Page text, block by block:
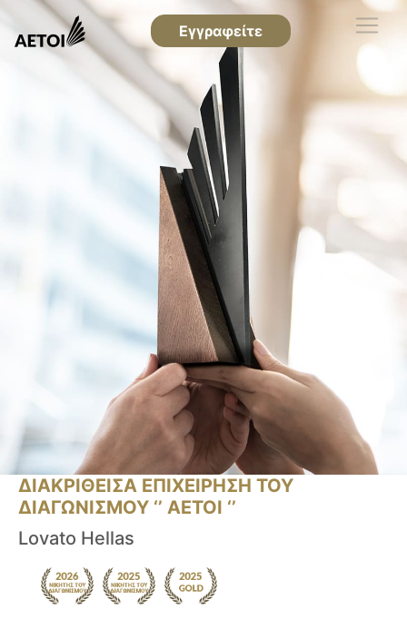
Εγγραφείτε
ΔΙΑΚΡΙΘΕΙΣΑ ΕΠΙΧΕΙΡΗΣΗ ΤΟΥ
ΔΙΑΓΩΝΙΣΜΟΥ ‘’ ΑΕΤΟΙ ‘’
Lovato Hellas